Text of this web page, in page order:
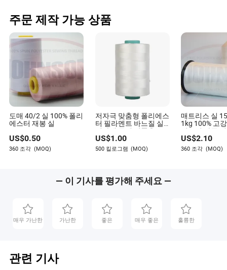
주문 제작 가능 상품
도매 40/2 실 100% 폴리
에스터 재봉 실
US$0.50
360 조각 (MOQ)
저자극 맞춤형 폴리에스
터 필라멘트 바느질 실
실타래 공예 제품용
US$1.00
500 킬로그램 (MOQ)
매트리스 실
1kg 100% 고
에스터 다중
재봉 실
US$2.10
360 조각 (MOQ)
— 이 기사를 평가해 주세요 —
매우 가난한 가난한 좋은 매우 좋은 훌륭한
관련 기사